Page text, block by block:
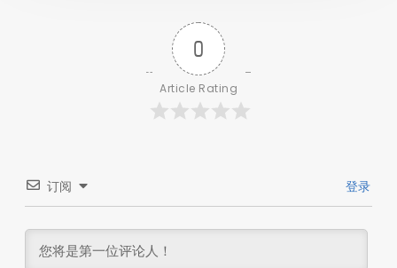
0
Article Rating
订阅 登录